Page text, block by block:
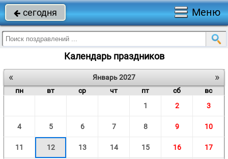
 сегодня Меню
Календарь праздников
« »
Январь 2027
пн
вт ср чт пт сб
вс
1
2 3
4 5 6 7 8 9 10
11 12 13 14 15 16 17